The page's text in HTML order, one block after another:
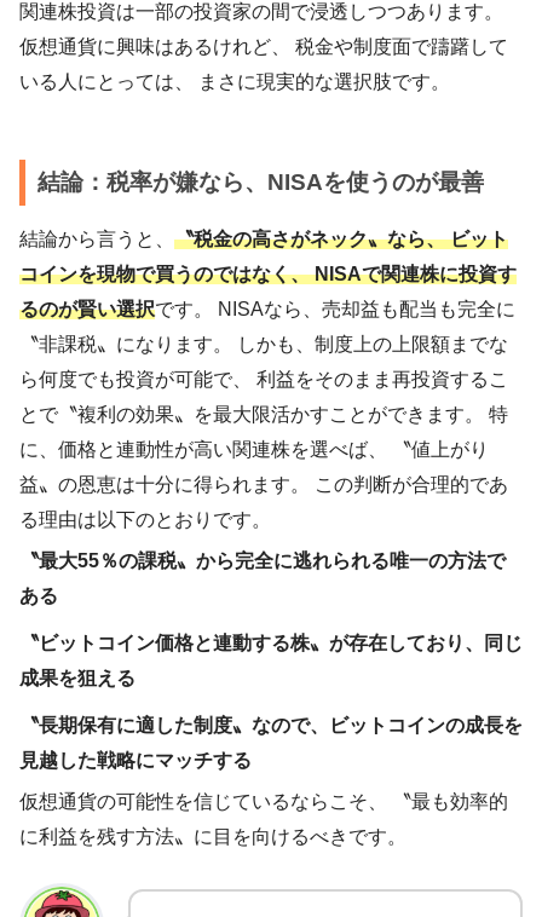
関連株投資は一部の投資家の間で浸透しつつあります。
仮想通貨に興味はあるけれど、 税金や制度面で躊躇して
いる人にとっては、 まさに現実的な選択肢です。
結論：税率が嫌なら、NISAを使うのが最善
結論から言うと、 〝税金の高さがネック〟なら、 ビット
コインを現物で買うのではなく、 NISAで関連株に投資す
るのが賢い選択です。 NISAなら、売却益も配当も完全に
〝非課税〟になります。 しかも、制度上の上限額までな
ら何度でも投資が可能で、 利益をそのまま再投資するこ
とで〝複利の効果〟を最大限活かすことができます。 特
に、価格と連動性が高い関連株を選べば、 〝値上がり
益〟の恩恵は十分に得られます。 この判断が合理的であ
る理由は以下のとおりです。
〝最大55％の課税〟から完全に逃れられる唯一の方法で
ある
〝ビットコイン価格と連動する株〟が存在しており、同じ
成果を狙える
〝長期保有に適した制度〟なので、ビットコインの成長を
見越した戦略にマッチする
仮想通貨の可能性を信じているならこそ、 〝最も効率的
に利益を残す方法〟に目を向けるべきです。